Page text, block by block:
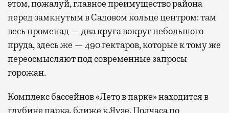
этом, пожалуй, главное преимущество района
перед замкнутым в Садовом кольце центром: там
весь променад — два круга вокруг небольшого
пруда, здесь же — 490 гектаров, которые к тому же
переосмысляют под современные запросы
горожан.
Комплекс бассейнов «Лето в парке» находится в
глубине парка, ближе к Яузе. Полчаса по